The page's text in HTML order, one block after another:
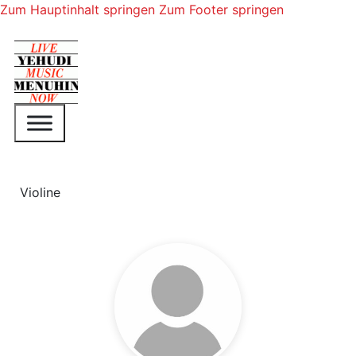
Zum Hauptinhalt springen Zum Footer springen
Violine